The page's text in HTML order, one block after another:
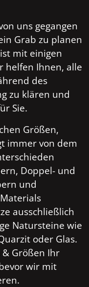
uns gegangen
Grab zu planen
mit einigen
helfen Ihnen, alle
des
zu klären und
Sie.
Größen,
immer von dem
Doppel- und
und
ausschließlich
Natursteine wie
oder Glas.
Größen Ihr
wir mit